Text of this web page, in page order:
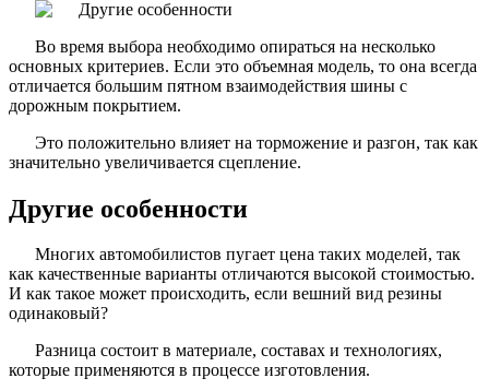
Во время выбора необходимо опираться на несколько
основных критериев. Если это объемная модель, то она всегда
отличается большим пятном взаимодействия шины с
дорожным покрытием.
Это положительно влияет на торможение и разгон, так как
значительно увеличивается сцепление.
Другие особенности
Многих автомобилистов пугает цена таких моделей, так
как качественные варианты отличаются высокой стоимостью.
И как такое может происходить, если вешний вид резины
одинаковый?
Разница состоит в материале, составах и технологиях,
которые применяются в процессе изготовления.